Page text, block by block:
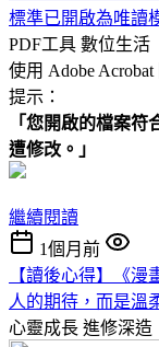
標準已開啟為唯讀
PDF工具 數位生活
使用 Adobe
提示：
「您開啟的檔案
遭修改。」
繼續閱讀
1個月前
【讀後心得】《漫
人的期待，而是溫
心靈成長 進修深造